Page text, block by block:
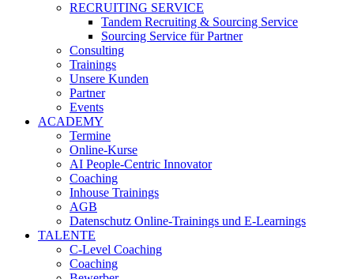
RECRUITING SERVICE
Tandem Recruiting & Sourcing Service
Sourcing Service für Partner
Consulting
Trainings
Unsere Kunden
Partner
Events
ACADEMY
Termine
Online-Kurse
AI People-Centric Innovator
Coaching
Inhouse Trainings
AGB
Datenschutz Online-Trainings und E-Learnings
TALENTE
C-Level Coaching
Coaching